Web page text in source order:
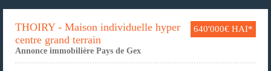
640'000€ HAI*
THOIRY - Maison individuelle hyper
centre grand terrain
Annonce immobilière Pays de Gex